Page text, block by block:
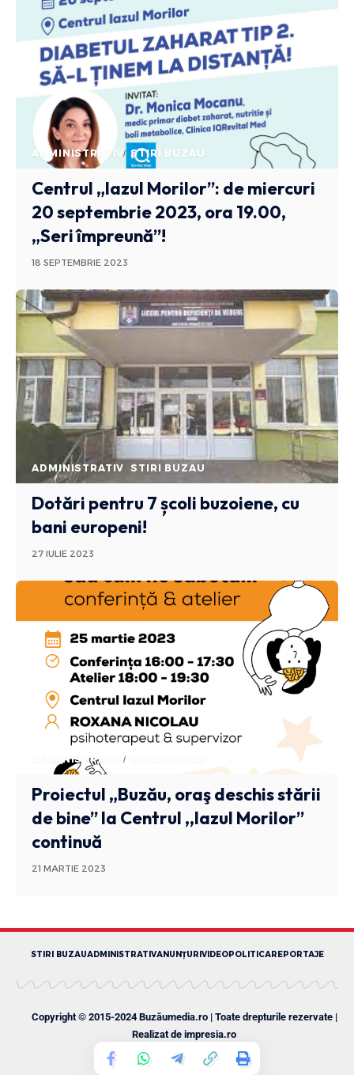
ADMINISTRATIV STIRI BUZAU
Centrul „Iazul Morilor”: de miercuri
20 septembrie 2023, ora 19.00,
„Seri împreună”!
18 SEPTEMBRIE 2023
ADMINISTRATIV STIRI BUZAU
Dotări pentru 7 școli buzoiene, cu
bani europeni!
27 IULIE 2023
ADMINISTRATIV
Proiectul „Buzău, oraş deschis stării
de bine” la Centrul ,,Iazul Morilor”
continuă
21 MARTIE 2023
STIRI BUZAUADMINISTRATIVANUNȚURIVIDEOPOLITICAREPORTAJE
Copyright © 2015-2024 Buzăumedia.ro | Toate drepturile rezervate |
Realizat de impresia.ro